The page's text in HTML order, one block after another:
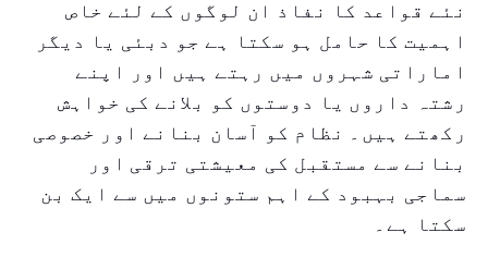
نئے قواعد کا نفاذ ان لوگوں کے لئے خاص
اہمیت کا حامل ہو سکتا ہے جو دبئی یا دیگر
اماراتی شہروں میں رہتے ہیں اور اپنے
رشتہ داروں یا دوستوں کو بلانے کی خواہش
رکھتے ہیں۔ نظام کو آسان بنانے اور خصوصی
بنانے سے مستقبل کی معیشتی ترقی اور
سماجی بہبود کے اہم ستونوں میں سے ایک بن
سکتا ہے۔